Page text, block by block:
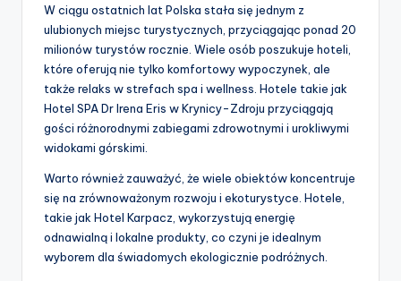
W ciągu ostatnich lat Polska stała się jednym z
ulubionych miejsc turystycznych, przyciągając ponad 20
milionów turystów rocznie. Wiele osób poszukuje hoteli,
które oferują nie tylko komfortowy wypoczynek, ale
także relaks w strefach spa i wellness. Hotele takie jak
Hotel SPA Dr Irena Eris w Krynicy-Zdroju przyciągają
gości różnorodnymi zabiegami zdrowotnymi i urokliwymi
widokami górskimi.
Warto również zauważyć, że wiele obiektów koncentruje
się na zrównoważonym rozwoju i ekoturystyce. Hotele,
takie jak Hotel Karpacz, wykorzystują energię
odnawialną i lokalne produkty, co czyni je idealnym
wyborem dla świadomych ekologicznie podróżnych.